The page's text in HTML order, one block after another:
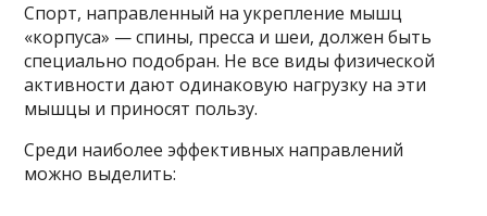
Спорт, направленный на укрепление мышц
«корпуса» — спины, пресса и шеи, должен быть
специально подобран. Не все виды физической
активности дают одинаковую нагрузку на эти
мышцы и приносят пользу.
Среди наиболее эффективных направлений
можно выделить: